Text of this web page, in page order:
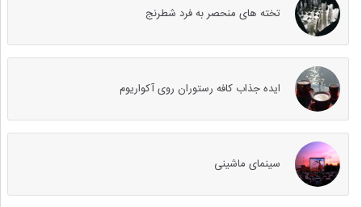
تخته های منحصر به فرد شطرنج
ایده جذاب کافه رستوران روی آکواریوم
سینمای ماشینی